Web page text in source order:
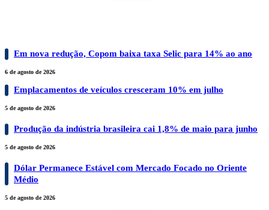
Em nova redução, Copom baixa taxa Selic para 14% ao ano
6 de agosto de 2026
Emplacamentos de veículos cresceram 10% em julho
5 de agosto de 2026
Produção da indústria brasileira cai 1,8% de maio para junho
5 de agosto de 2026
Dólar Permanece Estável com Mercado Focado no Oriente
Médio
5 de agosto de 2026